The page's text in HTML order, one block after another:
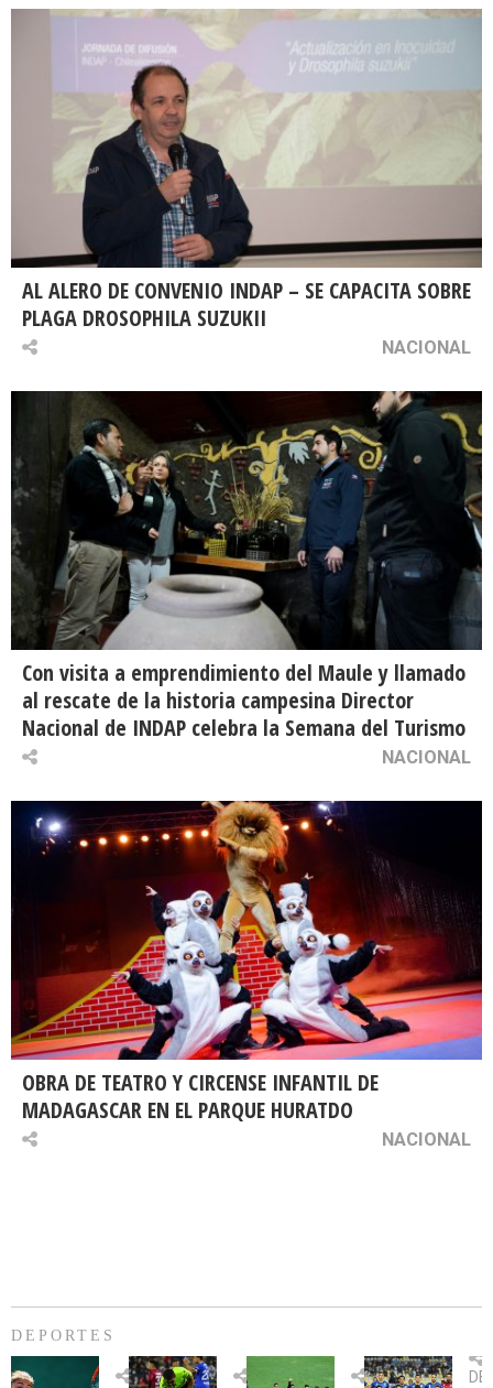
AL ALERO DE CONVENIO INDAP – SE CAPACITA SOBRE
PLAGA DROSOPHILA SUZUKII
NACIONAL
Con visita a emprendimiento del Maule y llamado
al rescate de la historia campesina Director
Nacional de INDAP celebra la Semana del Turismo
NACIONAL
OBRA DE TEATRO Y CIRCENSE INFANTIL DE
MADAGASCAR EN EL PARQUE HURATDO
NACIONAL
DEPORTES
Billie
U.
Copa